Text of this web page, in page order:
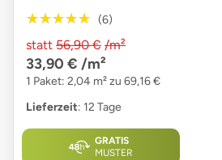
★★★★★
★★★★★ (6)
statt 56,90 € /m²
33,90 € /m²
1 Paket: 2,04 m² zu 69,16 €
Lieferzeit: 12 Tage
GRATIS
MUSTER